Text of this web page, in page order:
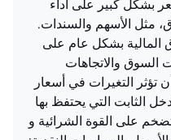
بشكل كبير على أداء
مثل الأسهم والسندات.
المالية بشكل عام على
السوق والاتجاهات
تؤثر التغيرات في أسعار
الثابت التي يحتفظ بها
على القوة الشرائية و